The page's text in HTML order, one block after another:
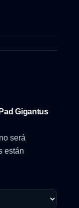
Gigantus
será
están